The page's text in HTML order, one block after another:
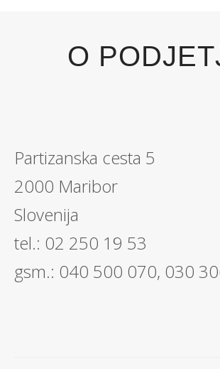
O
Partizanska cesta 5
2000 Maribor
Slovenija
tel.: 02 250 19 53
gsm.: 040 500 070, 030